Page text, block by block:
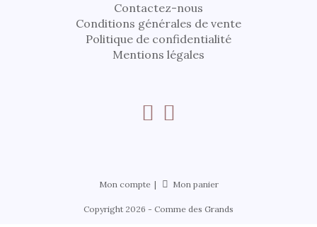
Contactez-nous
Conditions générales de vente
Politique de confidentialité
Mentions légales
Mon compte Mon panier
Copyright 2026 - Comme des Grands